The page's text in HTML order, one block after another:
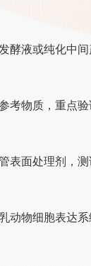
酵液或纯化中
考物质，重点
表面处理剂，
动物细胞表达